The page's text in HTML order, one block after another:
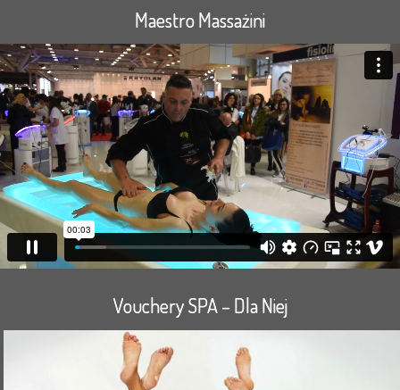
Maestro Massażini
Vouchery SPA – Dla Niej